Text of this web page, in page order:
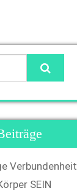
Verbundenheit
SEIN